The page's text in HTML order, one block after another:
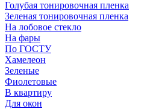
Голубая тонировочная пленка
Зеленая тонировочная пленка
На лобовое стекло
На фары
По ГОСТУ
Хамелеон
Зеленые
Фиолетовые
В квартиру
Для окон